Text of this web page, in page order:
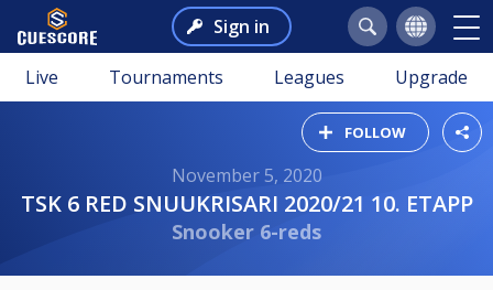
Sign in
Live Tournaments Leagues Upgrade
FOLLOW
November 5, 2020
TSK 6 RED SNUUKRISARI 2020/21 10. ETAPP
Snooker 6-reds